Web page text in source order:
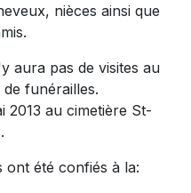
nièces ainsi que
aura pas de visites au
funérailles.
2013 au cimetière St-
ont été confiés à la: